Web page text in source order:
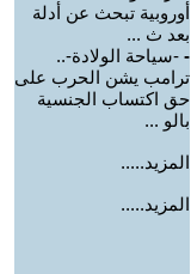
أوروبية تبحث عن أدلة
بعد ث ...
- -سياحة الولادة-..
ترامب يشن الحرب على
حق اكتساب الجنسية
بالو ...
المزيد.....
المزيد.....